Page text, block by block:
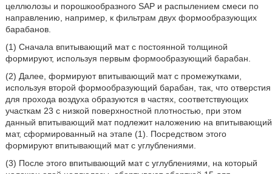
целлюлозы и порошкообразного SAP и распылением смеси по
направлению, например, к фильтрам двух формообразующих
барабанов.
(1) Сначала впитывающий мат с постоянной толщиной
формируют, используя первым формообразующий барабан.
(2) Далее, формируют впитывающий мат с промежутками,
используя второй формообразующий барабан, так, что отверстия
для прохода воздуха образуются в частях, соответствующих
участкам 23 с низкой поверхностной плотностью, при этом
данный впитывающий мат подлежит наложению на впитывающий
мат, сформированный на этапе (1). Посредством этого
формируют впитывающий мат с углублениями.
(3) После этого впитывающий мат с углублениями, на который